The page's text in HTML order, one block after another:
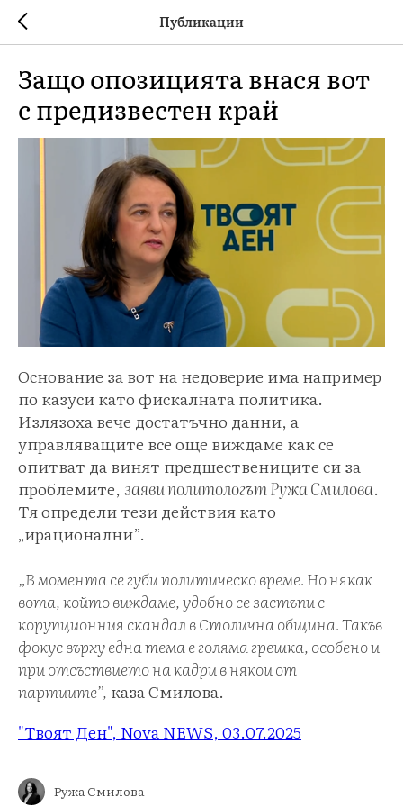
Публикации
Защо опозицията внася вот
с предизвестен край
Основание за вот на недоверие има например
по казуси като фискалната политика.
Излязоха вече достатъчно данни, а
управляващите все още виждаме как се
опитват да винят предшествениците си за
проблемите, заяви политологът Ружа Смилова.
Тя определи тези действия като
„ирационални”.
„В момента се губи политическо време. Но някак
вота, който виждаме, удобно се застъпи с
корупционния скандал в Столична община. Такъв
фокус върху една тема е голяма грешка, особено и
при отсъствието на кадри в някои от
партиите”, каза Смилова.
"Твоят Ден", Nova NEWS, 03.07.2025
Ружа Смилова